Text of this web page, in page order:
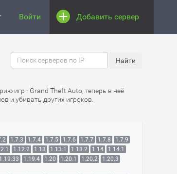
Войти Добавить сервер
игр - Grand Theft Auto, теперь в неё
и убивать других игроков.
1.7.3 1.7.4 1.7.5 1.7.6 1.7.7 1.7.8
1.7.9
1.12.2 1.13 1.13.1 1.13.2 1.14
1.14.1
1.19.33 1.19.4 1.20 1.20.1 1.20.2
1.20.3